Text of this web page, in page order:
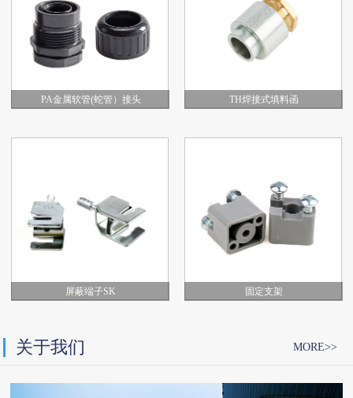
PA金属软管(蛇管）接头 TH焊接式填料函
屏蔽端子SK 固定支架
关于我们 MORE>>